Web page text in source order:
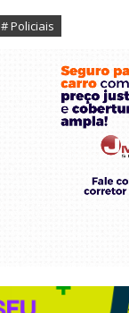
# Policiais